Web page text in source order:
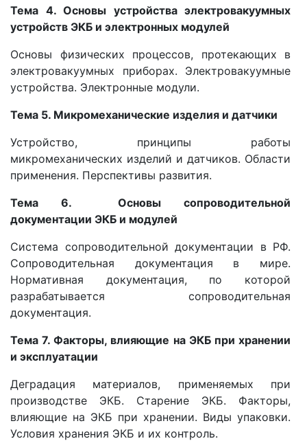
Тема 4. Основы устройства электровакуумных
устройств ЭКБ и электронных модулей
Основы физических процессов, протекающих в
электровакуумных приборах. Электровакуумные
устройства. Электронные модули.
Тема 5. Микромеханические изделия и датчики
Устройство, принципы работы
микромеханических изделий и датчиков. Области
применения. Перспективы развития.
Тема 6. Основы сопроводительной
документации ЭКБ и модулей
Система сопроводительной документации в РФ.
Сопроводительная документация в мире.
Нормативная документация, по которой
разрабатывается сопроводительная
документация.
Тема 7. Факторы, влияющие на ЭКБ при хранении
и эксплуатации
Деградация материалов, применяемых при
производстве ЭКБ. Старение ЭКБ. Факторы,
влияющие на ЭКБ при хранении. Виды упаковки.
Условия хранения ЭКБ и их контроль.